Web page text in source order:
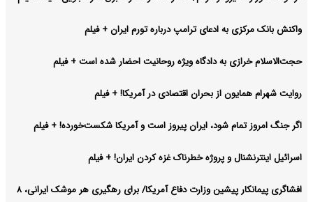
واکنش بانک مرکزی به ادعای ترامپ درباره تورم ایران + فیلم
حجت‌الاسلام خرازی به دادگاه ویژه روحانیت احضار شده است + فیلم
روایت شهرام همایون از بحران اقتصادی در آمریکا! + فیلم
اگر جنگ امروز تمام شود، ایران پیروز است و آمریکا شکست‌خورده! + فیلم
اسرائیل اینترنشنال و پروژه خطرناک غزه کردن ایران! + فیلم
افشاگری پیمانکار پیشین وزارت دفاع آمریکا/ برای رهگیری هر موشک ایرانی، ۸